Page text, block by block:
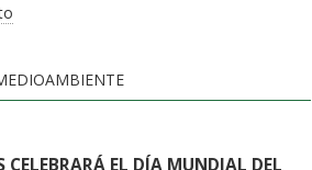
CELEBRARÁ EL DÍA MUNDIAL DEL